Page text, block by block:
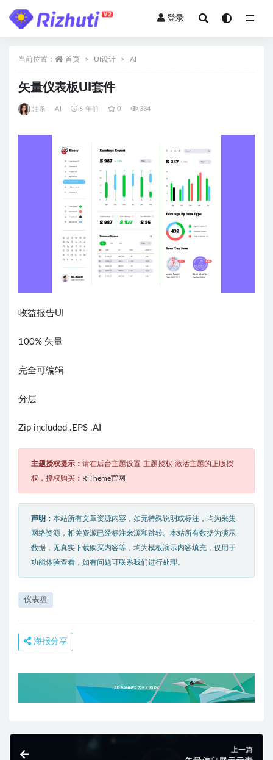
登录
当前位置： 首页 UI设计 AI
矢量仪表板UI套件
油条 AI 6 年前 0 334
收益报告UI
100% 矢量
完全可编辑
分层
Zip included .EPS .AI
主题授权提示： 请在后台主题设置-主题授权-激活主题的正版授
权，授权购买： RiTheme官网
声明： 本站所有文章资源内容，如无特殊说明或标注，均为采集
网络资源，相关资源已经标注来源和跳转。本站所有数据为演示
数据，无真实下载购买内容等，均为模板演示内容填充，仅用于
功能体验查看，如有问题可联系我们进行处理。
仪表盘
海报分享
上一篇